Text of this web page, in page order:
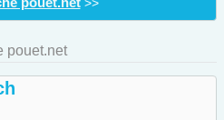
pouet.net